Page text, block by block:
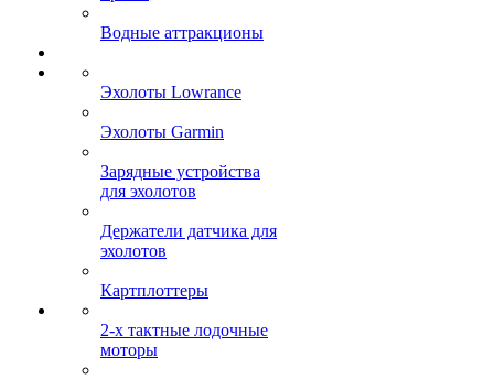
Водные аттракционы
Эхолоты Lowrance
Эхолоты Garmin
Зарядные устройства
для эхолотов
Держатели датчика для
эхолотов
Картплоттеры
2-х тактные лодочные
моторы